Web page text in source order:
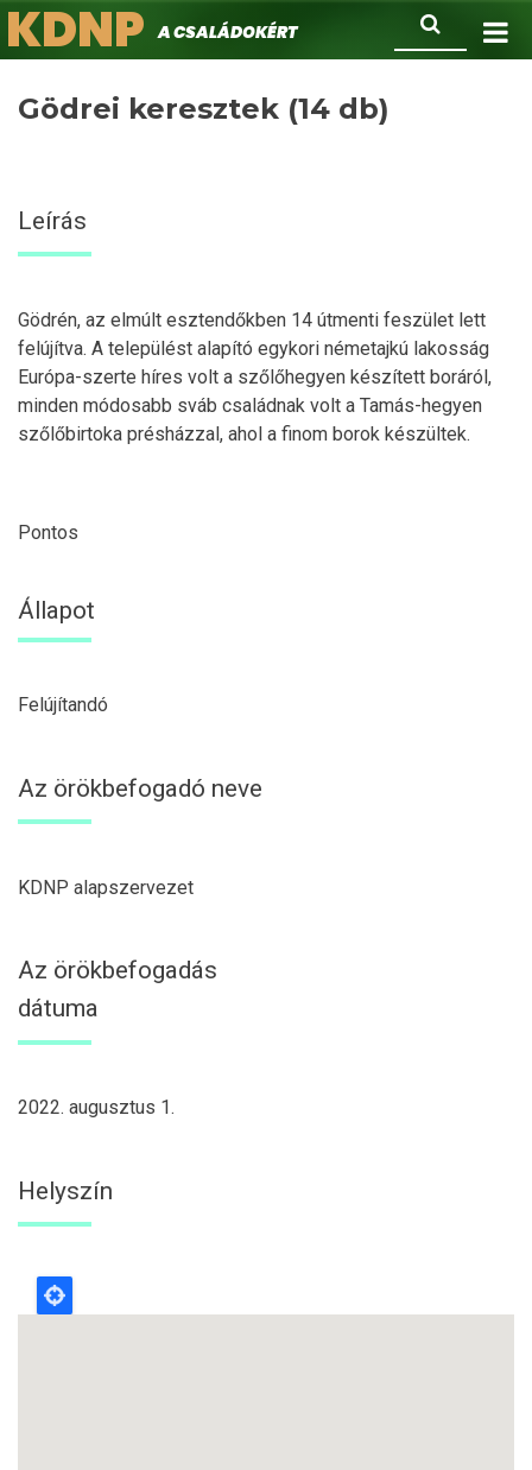
Ugrás
a
Keresés
KDNPA családokért.
Gödrei keresztek (14 db)
Leírás
Gödrén, az elmúlt esztendőkben 14 útmenti feszület lett
felújítva. A települést alapító egykori németajkú lakosság
Európa-szerte híres volt a szőlőhegyen készített boráról,
minden módosabb sváb családnak volt a Tamás-hegyen
szőlőbirtoka présházzal, ahol a finom borok készültek.
Pontos
Állapot
Felújítandó
Az örökbefogadó neve
KDNP alapszervezet
Az örökbefogadás
dátuma
2022. augusztus 1.
Helyszín